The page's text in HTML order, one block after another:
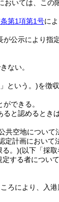
いては、この
第1項第1号に
公示により指
ない。
という。)を徴
できる。
と認めるとき
共空地について
定計画において
る。)(以下「採
する者につい
ろにより、入